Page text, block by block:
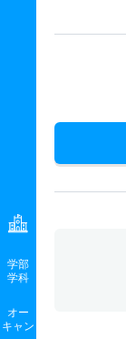
学部
学科
オー
キャン